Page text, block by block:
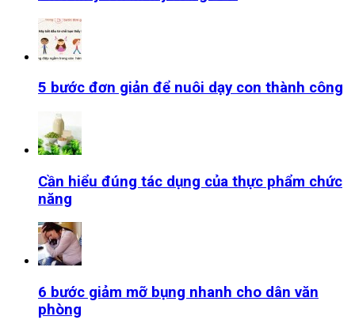
5 bước đơn giản để nuôi dạy con thành công
Cần hiểu đúng tác dụng của thực phẩm chức
năng
6 bước giảm mỡ bụng nhanh cho dân văn
phòng